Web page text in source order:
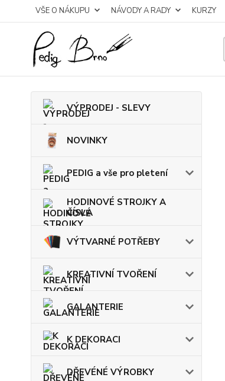
VŠE O NÁKUPU NÁVODY A RADY KURZY
VÝPRODEJ - SLEVY
NOVINKY
PEDIG a vše pro pletení
HODINOVÉ STROJKY A
ČÍSLA
VÝTVARNÉ POTŘEBY
KREATIVNÍ TVOŘENÍ
GALANTERIE
K DEKORACI
DŘEVÉNÉ VÝROBKY